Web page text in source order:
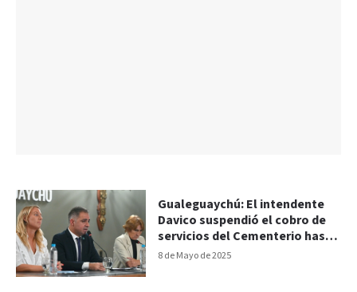
8 de Mayo de 2025
Gualeguaychú: El intendente
Davico suspendió el cobro de
servicios del Cementerio hasta
2027